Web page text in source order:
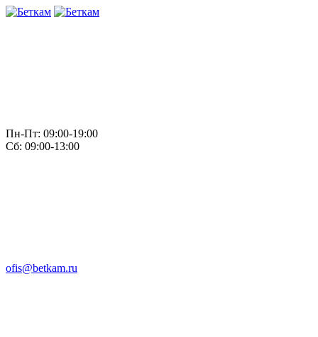
Пн-Пт: 09:00-19:00
Сб: 09:00-13:00
ofis@betkam.ru